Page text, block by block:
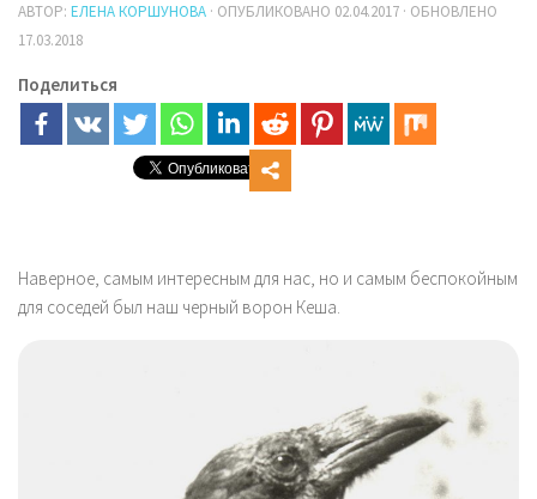
АВТОР: ЕЛЕНА КОРШУНОВА · ОПУБЛИКОВАНО 02.04.2017 · ОБНОВЛЕНО
17.03.2018
Поделиться
Наверное, самым интересным для нас, но и самым беспокойным
для соседей был наш черный ворон Кеша.